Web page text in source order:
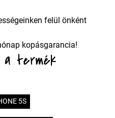
felül önként
kopásgarancia!
a termék
5S